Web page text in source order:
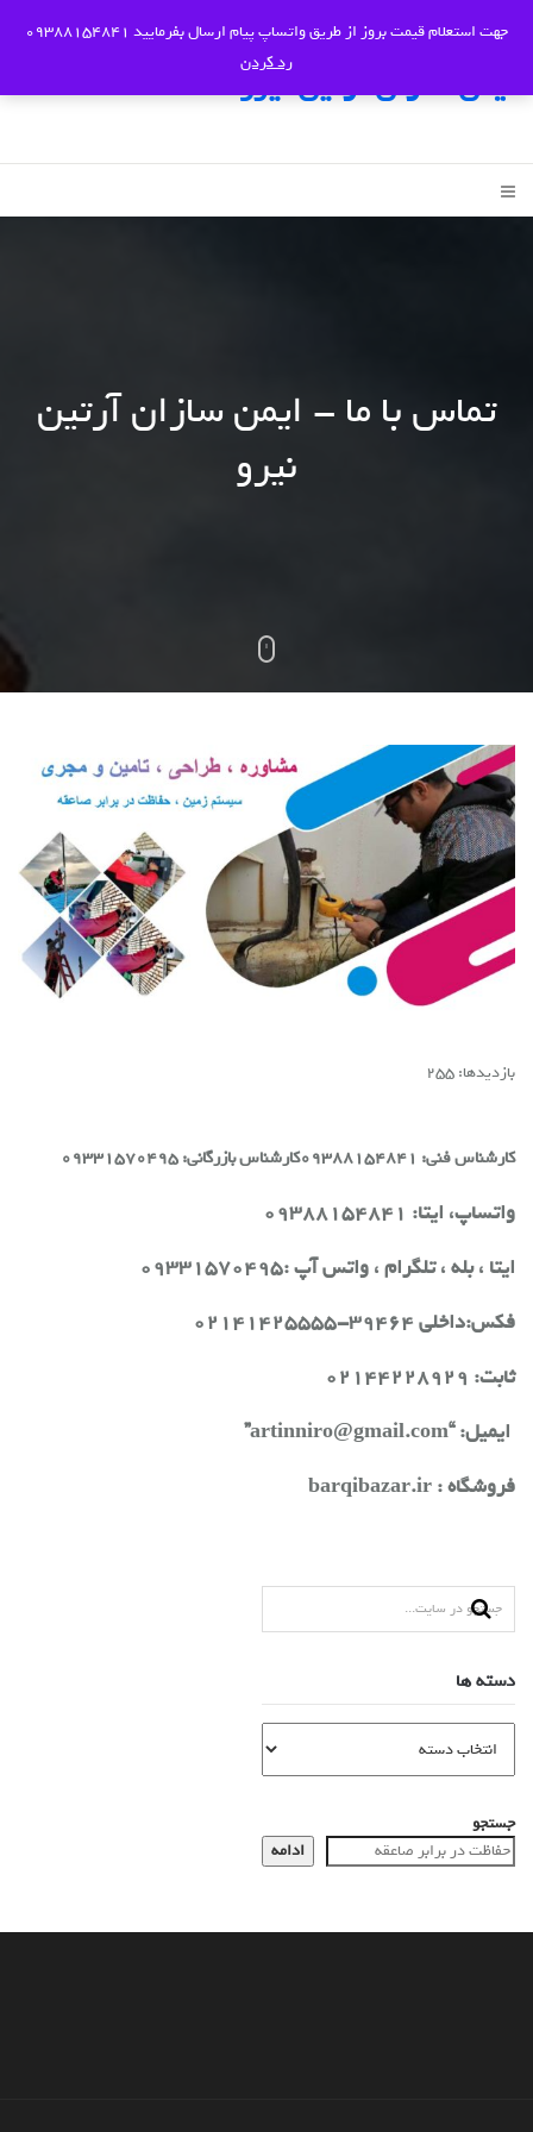
ایمن سازان آرتین نیرو
تماس با ما - ایمن سازان آرتین
نیرو
بازدیدها: 255
کارشناس فنی: 09388154841 کارشناس بازرگانی: 09331570495
واتساپ، ایتا: 09388154841
ایتا ، بله ، تلگرام ، واتس آپ :09331570495
فکس:داخلی 39464-02141425555
ثابت: 02144228929
ایمیل: “artinniro@gmail.com”
فروشگاه :barqibazar.ir
دسته ها
جستجو
ادامه
جهت استعلام قیمت بروز از طریق واتساپ پیام ارسال بفرمایید 09388154841
رد کردن